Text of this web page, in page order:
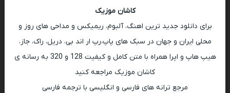
کاشان موزیک
برای دانلود جدید ترین اهنگ، آلبوم، ریمیکس و مداحی های روز و
محلی ایران و جهان در سبک های پاپ،رپ ار اند بی، دریل، راک، جاز،
هیپ هاپ و اپرا همراه با متن کامل و کیفیت 128 و 320 به رسانه ی
کاشان موزیک مراجعه کنید
مرجع ترانه های فارسی و انگلیسی با ترجمه فارسی